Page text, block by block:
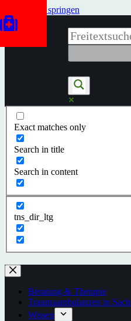
Zum Inhalt springen
Exact matches only
Search in title
Search in content
tns_dir_ltg
Beratung & Therapie
Traumaambulanzen in
Wissen